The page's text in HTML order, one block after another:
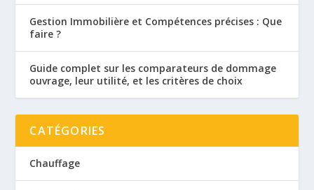
Gestion Immobilière et Compétences précises : Que
faire ?
Guide complet sur les comparateurs de dommage
ouvrage, leur utilité, et les critères de choix
CATÉGORIES
Chauffage